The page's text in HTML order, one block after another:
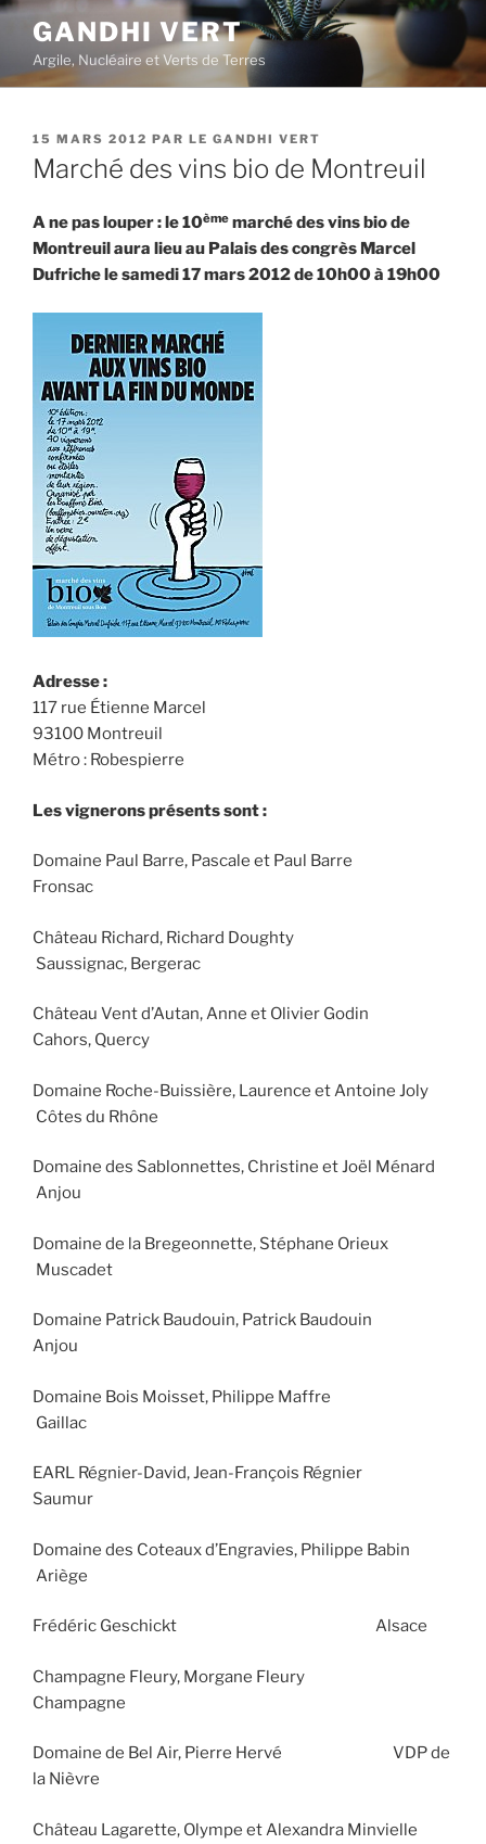
Aller
contenu
principal
GANDHI VERT
Argile, Nucléaire et Verts de Terres
PUBLIÉ
LE
15 MARS 2012 PAR LE GANDHI VERT
Marché des vins bio de Montreuil
A ne pas louper : le 10ème marché des vins bio de
Montreuil aura lieu au Palais des congrès Marcel
Dufriche le samedi 17 mars 2012 de 10h00 à 19h00
Adresse :
117 rue Étienne Marcel
93100 Montreuil
Métro : Robespierre
Les vignerons présents sont :
Domaine Paul Barre, Pascale et Paul Barre
Fronsac
Château Richard, Richard Doughty
Saussignac, Bergerac
Château Vent d’Autan, Anne et Olivier Godin
Cahors, Quercy
Domaine Roche-Buissière, Laurence et Antoine Joly
Côtes du Rhône
Domaine des Sablonnettes, Christine et Joël Ménard
Anjou
Domaine de la Bregeonnette, Stéphane Orieux
Muscadet
Domaine Patrick Baudouin, Patrick Baudouin
Anjou
Domaine Bois Moisset, Philippe Maffre
Gaillac
EARL Régnier-David, Jean-François Régnier
Saumur
Domaine des Coteaux d’Engravies, Philippe Babin
Ariège
Frédéric Geschickt Alsace
Champagne Fleury, Morgane Fleury
Champagne
Domaine de Bel Air, Pierre Hervé VDP de
la Nièvre
Château Lagarette, Olympe et Alexandra Minvielle